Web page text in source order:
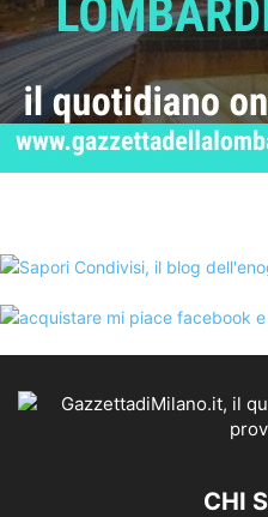
CHI